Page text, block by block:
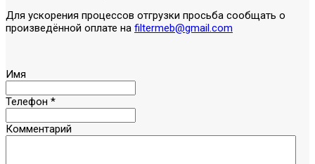
Для ускорения процессов отгрузки просьба сообщать о
произведённой оплате на filtermeb@gmail.com
Имя
Телефон *
Комментарий